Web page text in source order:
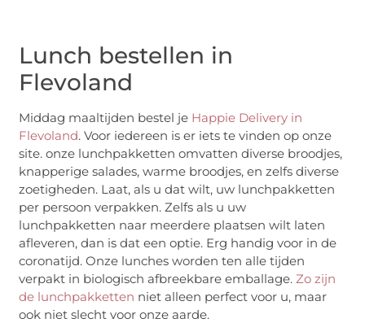
Lunch bestellen in
Flevoland
Middag maaltijden bestel je Happie Delivery in
Flevoland. Voor iedereen is er iets te vinden op onze
site. onze lunchpakketten omvatten diverse broodjes,
knapperige salades, warme broodjes, en zelfs diverse
zoetigheden. Laat, als u dat wilt, uw lunchpakketten
per persoon verpakken. Zelfs als u uw
lunchpakketten naar meerdere plaatsen wilt laten
afleveren, dan is dat een optie. Erg handig voor in de
coronatijd. Onze lunches worden ten alle tijden
verpakt in biologisch afbreekbare emballage. Zo zijn
de lunchpakketten niet alleen perfect voor u, maar
ook niet slecht voor onze aarde.